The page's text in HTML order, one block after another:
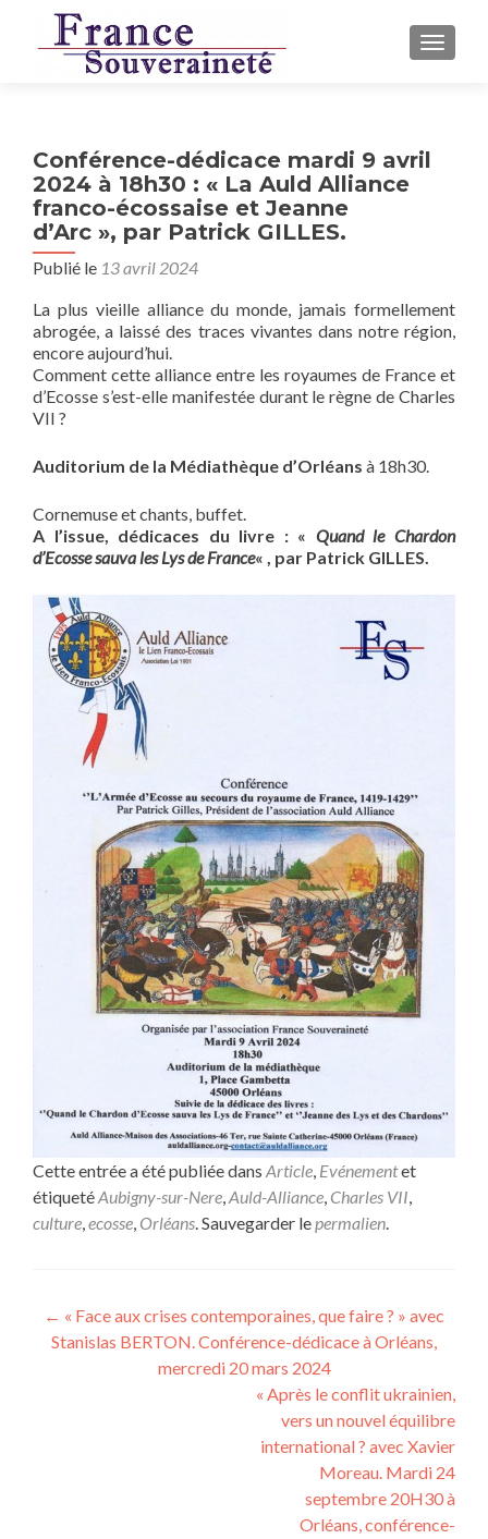
Conférence-dédicace mardi 9 avril
2024 à 18h30 : « La Auld Alliance
franco-écossaise et Jeanne
d’Arc », par Patrick GILLES.
Publié le 13 avril 2024
La plus vieille alliance du monde, jamais formellement
abrogée, a laissé des traces vivantes dans notre région,
encore aujourd’hui.
Comment cette alliance entre les royaumes de France et
d’Ecosse s’est-elle manifestée durant le règne de Charles
VII ?
Auditorium de la Médiathèque d’Orléans à 18h30.
Cornemuse et chants, buffet.
A l’issue, dédicaces du livre : « Quand le Chardon
d’Ecosse sauva les Lys de France« , par Patrick GILLES.
Cette entrée a été publiée dans Article, Evénementet
étiquetéAubigny-sur-Nere,Auld-Alliance, Charles VII,
culture,ecosse, Orléans. Sauvegarder lepermalien.
Navigation
de
← « Face aux crises contemporaines, que faire ? » avec
Stanislas BERTON. Conférence-dédicace à Orléans,
mercredi 20 mars 2024
« Après le conflit ukrainien,
vers un nouvel équilibre
international ? avec Xavier
Moreau. Mardi 24
septembre 20H30 à
Orléans, conférence-